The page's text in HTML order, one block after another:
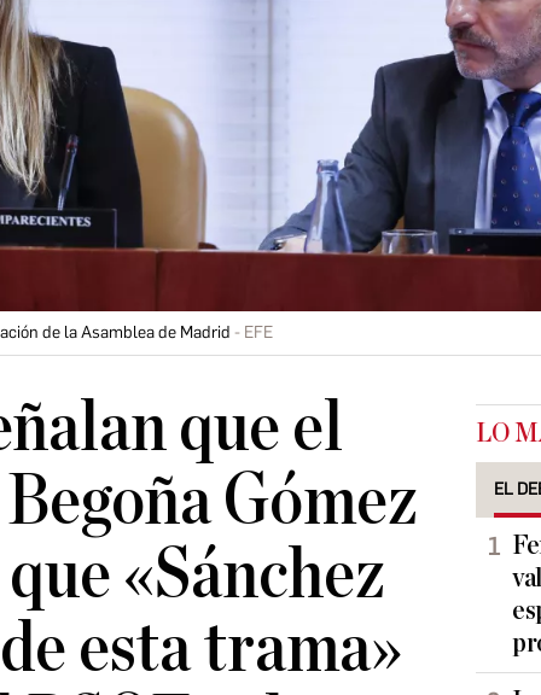
de la Asamblea de Madrid EFE
que el
Gómez
«Sánchez
esta trama»
LO
EL